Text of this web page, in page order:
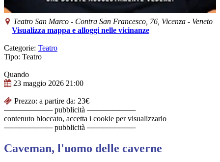
Teatro San Marco - Contra San Francesco, 76, Vicenza - Veneto
Visualizza mappa e alloggi nelle vicinanze
Categorie: Teatro
Tipo: Teatro
Quando
23 maggio 2026 21:00
Prezzo: a partire da: 23€
───────── pubblicità ─────────
contenuto bloccato, accetta i cookie per visualizzarlo
───────── pubblicità ─────────
Caveman, l'uomo delle caverne